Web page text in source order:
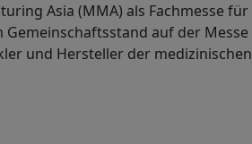
Asia (MMA) als Fachmesse für
auf der Messe
und Hersteller der medizinischen